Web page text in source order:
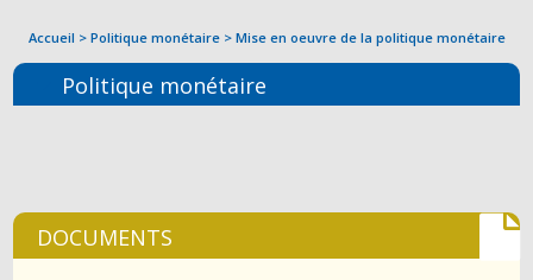
Accueil > Politique monétaire> Mise en oeuvre de la politique monétaire
Politique monétaire
DOCUMENTS